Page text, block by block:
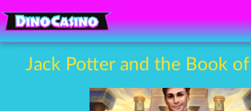
Jack Potter and the Book